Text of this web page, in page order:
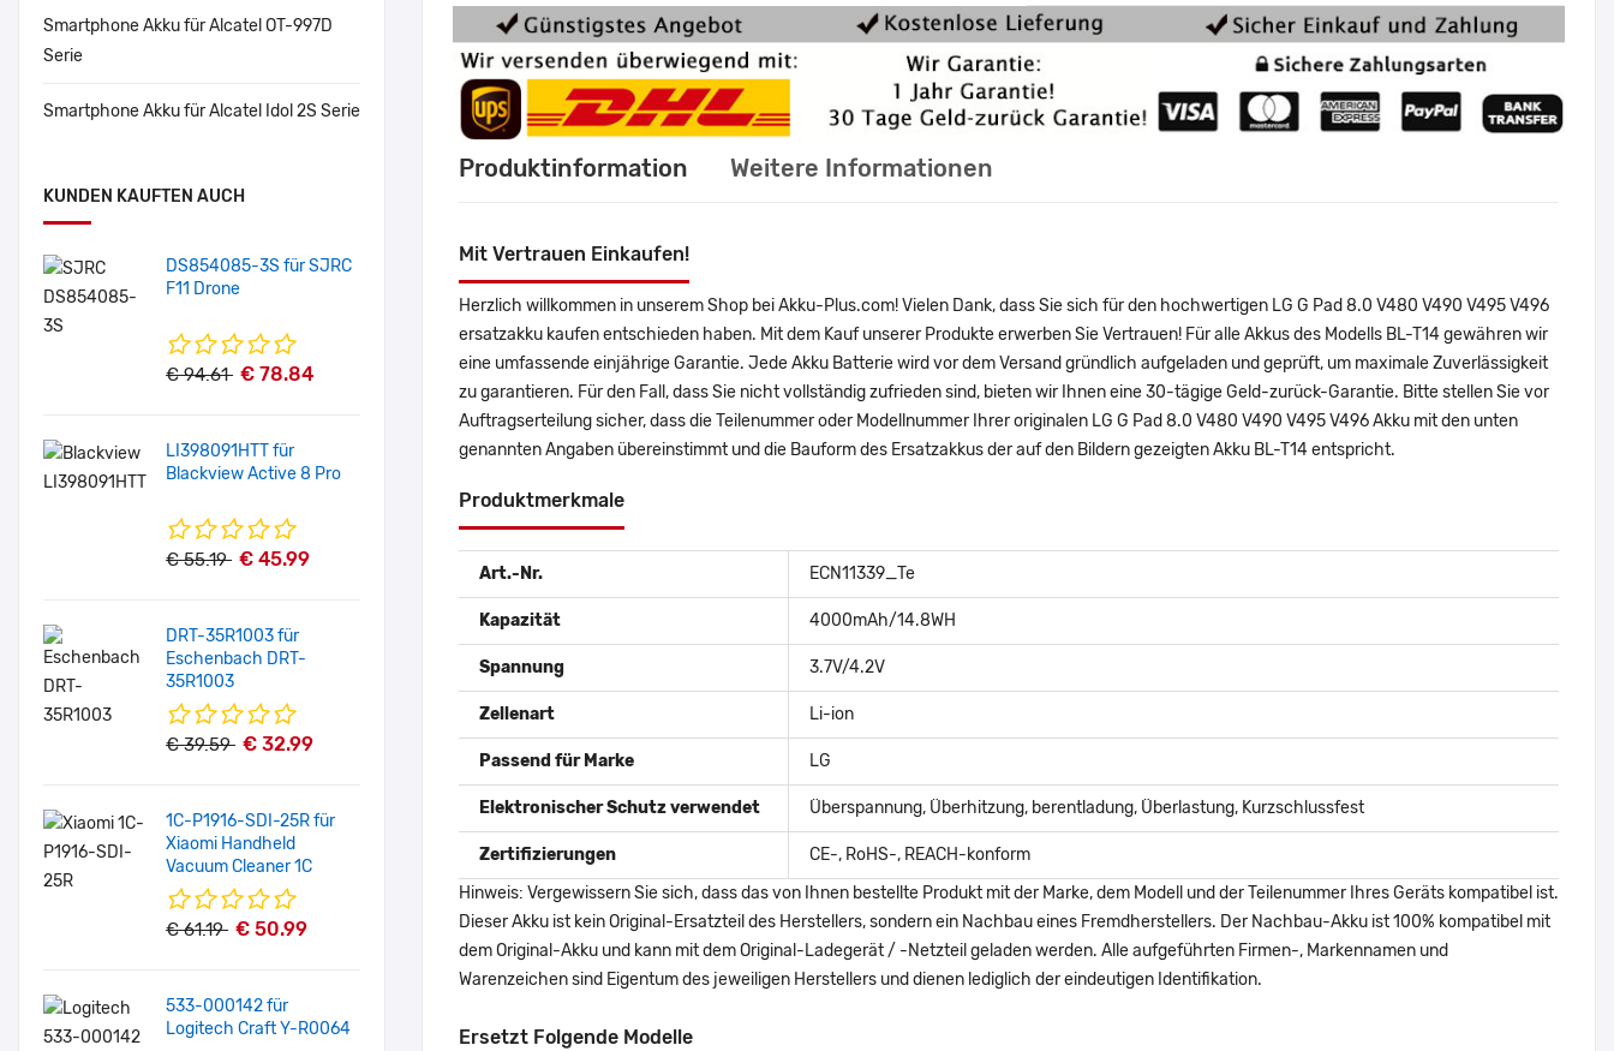
Smartphone Akku für Alcatel OT-997D
Serie
Smartphone Akku für Alcatel Idol 2S Serie
KUNDEN KAUFTEN AUCH
DS854085-3S für SJRC
F11 Drone
€ 94.61 € 78.84
LI398091HTT für
Blackview Active 8 Pro
€ 55.19 € 45.99
DRT-35R1003 für
Eschenbach DRT-
35R1003
€ 39.59 € 32.99
1C-P1916-SDI-25R für
Xiaomi Handheld
Vacuum Cleaner 1C
€ 61.19 € 50.99
533-000142 für
Logitech Craft Y-R0064
Produktinformation Weitere Informationen
Mit Vertrauen Einkaufen!
Herzlich willkommen in unserem Shop bei Akku-Plus.com! Vielen Dank, dass Sie sich für den hochwertigen LG G Pad 8.0 V480 V490 V495 V496
ersatzakku kaufen entschieden haben. Mit dem Kauf unserer Produkte erwerben Sie Vertrauen! Für alle Akkus des Modells BL-T14 gewähren wir
eine umfassende einjährige Garantie. Jede Akku Batterie wird vor dem Versand gründlich aufgeladen und geprüft, um maximale Zuverlässigkeit
zu garantieren. Für den Fall, dass Sie nicht vollständig zufrieden sind, bieten wir Ihnen eine 30-tägige Geld-zurück-Garantie. Bitte stellen Sie vor
Auftragserteilung sicher, dass die Teilenummer oder Modellnummer Ihrer originalen LG G Pad 8.0 V480 V490 V495 V496 Akku mit den unten
genannten Angaben übereinstimmt und die Bauform des Ersatzakkus der auf den Bildern gezeigten Akku BL-T14 entspricht.
Produktmerkmale
Art.-Nr. ECN11339_Te
Kapazität 4000mAh/14.8WH
Spannung 3.7V/4.2V
Zellenart Li-ion
Passend für Marke LG
Elektronischer Schutz verwendet Überspannung, Überhitzung, berentladung, Überlastung, Kurzschlussfest
Zertifizierungen
CE-, RoHS-, REACH-konform
Hinweis: Vergewissern Sie sich, dass das von Ihnen bestellte Produkt mit der Marke, dem Modell und der Teilenummer Ihres Geräts kompatibel ist.
Dieser Akku ist kein Original-Ersatzteil des Herstellers, sondern ein Nachbau eines Fremdherstellers. Der Nachbau-Akku ist 100% kompatibel mit
dem Original-Akku und kann mit dem Original-Ladegerät / -Netzteil geladen werden. Alle aufgeführten Firmen-, Markennamen und
Warenzeichen sind Eigentum des jeweiligen Herstellers und dienen lediglich der eindeutigen Identifikation.
Ersetzt Folgende Modelle